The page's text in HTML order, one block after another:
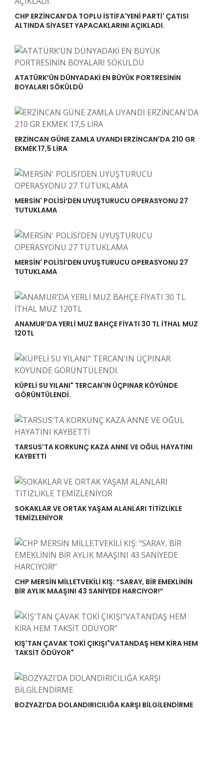
CHP ERZİNCAN’DA TOPLU İSTİFA'YENİ PARTİ' ÇATISI
ALTINDA SİYASET YAPACAKLARINI AÇIKLADI.
ATATÜRK’ÜN DÜNYADAKİ EN BÜYÜK PORTRESİNİN
BOYALARI SÖKÜLDÜ
ERZİNCAN GÜNE ZAMLA UYANDI ERZİNCAN'DA 210 GR
EKMEK 17,5 LİRA
MERSİN' POLİSİ’DEN UYUŞTURUCU OPERASYONU 27
TUTUKLAMA
MERSİN' POLİSİ’DEN UYUŞTURUCU OPERASYONU 27
TUTUKLAMA
ANAMUR’DA YERLİ MUZ BAHÇE FİYATI 30 TL İTHAL MUZ
120TL
KÜPELİ SU YILANI" TERCAN'IN ÜÇPINAR KÖYÜNDE
GÖRÜNTÜLENDİ.
TARSUS’TA KORKUNÇ KAZA ANNE VE OĞUL HAYATINI
KAYBETTİ
SOKAKLAR VE ORTAK YAŞAM ALANLARI TİTİZLİKLE
TEMİZLENİYOR
CHP MERSİN MİLLETVEKİLİ KIŞ: “SARAY, BİR EMEKLİNİN
BİR AYLIK MAAŞINI 43 SANİYEDE HARCIYOR!”
KIŞ'TAN ÇAVAK TOKİ ÇIKIŞI"VATANDAŞ HEM KİRA HEM
TAKSİT ÖDÜYOR"
BOZYAZI’DA DOLANDIRICILIĞA KARŞI BİLGİLENDİRME